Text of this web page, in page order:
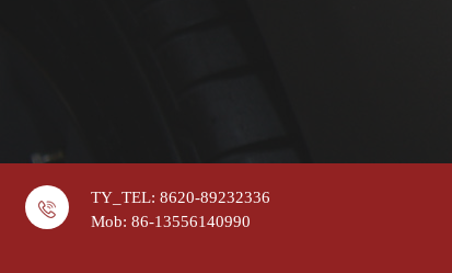
TY_TEL: 8620-89232336
Mob: 86-13556140990